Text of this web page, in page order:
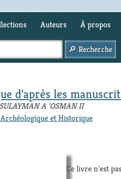
Auteurs À propos
d'après les
A 'OSMAN II
et Historique
Ce livre n'est